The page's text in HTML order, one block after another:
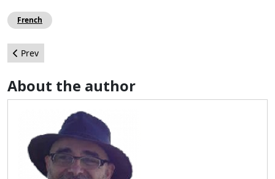
French
Previous article: The Evolution of the Internet from a geek’s
Prev
About the author